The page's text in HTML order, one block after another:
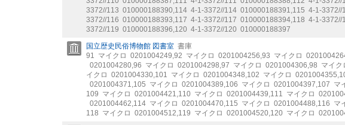
3372//113 010000188390,114 4-1-3372//114 010000188391,115 4-1-3372//
3372//116 010000188393,117 4-1-3372//117 010000188394,118 4-1-3372//
3372//119 010000188396,120 4-1-3372//120 010000188397
国立歴史民俗博物館 図書室 書庫
91 マイクロ 0201004249,92 マイクロ 0201004256,93 マイクロ
0201004280,96 マイクロ 0201004298,97 マイクロ 0201004306,98 マイク
イクロ 0201004330,101 マイクロ 0201004348,102 マイクロ 0201004355,
0201004371,105 マイクロ 0201004389,106 マイクロ 0201004397,107 マ
109 マイクロ 0201004421,110 マイクロ 0201004439,111 マイクロ
0201004462,114 マイクロ 0201004470,115 マイクロ 0201004488,116 マ
118 マイクロ 0201004512,119 マイクロ 0201004520,120 マイクロ